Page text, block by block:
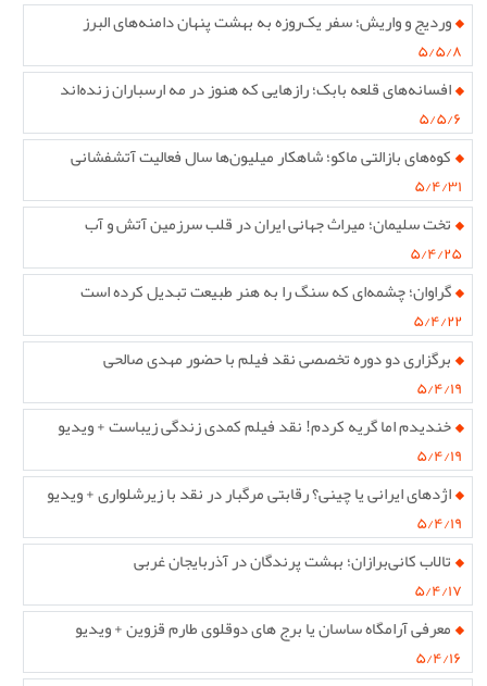
وردیج و واریش؛ سفر یک‌روزه به بهشت پنهان دامنه‌های البرز
۵/۵/۸
افسانه‌های قلعه بابک؛ رازهایی که هنوز در مه ارسباران زنده‌اند
۵/۵/۶
کوه‌های بازالتی ماکو؛ شاهکار میلیون‌ها سال فعالیت آتشفشانی
۵/۴/۳۱
تخت سلیمان؛ میراث جهانی ایران در قلب سرزمین آتش و آب
۵/۴/۲۵
گراوان؛ چشمه‌ای که سنگ را به هنر طبیعت تبدیل کرده است
۵/۴/۲۲
برگزاری دو دوره تخصصی نقد فیلم با حضور مهدی صالحی
۵/۴/۱۹
خندیدم اما گریه کردم! نقد فیلم کمدی زندگی زیباست + ویدیو
۵/۴/۱۹
اژدهای ایرانی یا چینی؟ رقابتی مرگبار در نقد با زیرشلواری + ویدیو
۵/۴/۱۹
تالاب کانی‌برازان؛ بهشت پرندگان در آذربایجان غربی
۵/۴/۱۷
معرفی آرامگاه ساسان یا برج های دوقلوی طارم قزوین + ویدیو
۵/۴/۱۶